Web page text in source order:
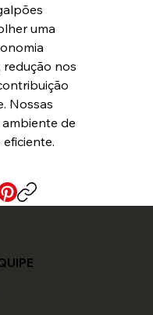
uma
redução nos
Nossas
de